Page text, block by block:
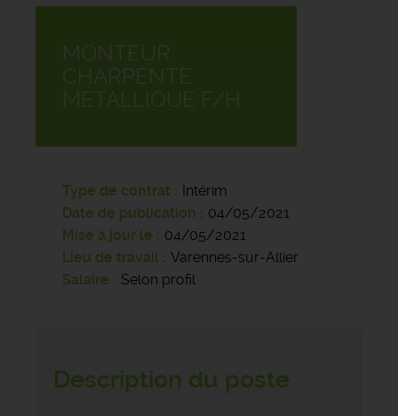
MONTEUR
CHARPENTE
MÉTALLIQUE F/H
Type de contrat
Intérim
Date de publication
04/05/2021
Mise à jour le
04/05/2021
Lieu de travail
Varennes-sur-Allier
Salaire
Selon profil
Description du poste